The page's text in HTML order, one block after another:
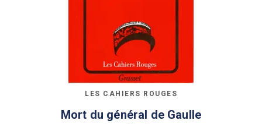
LES CAHIERS ROUGES
Mort du général de Gaulle